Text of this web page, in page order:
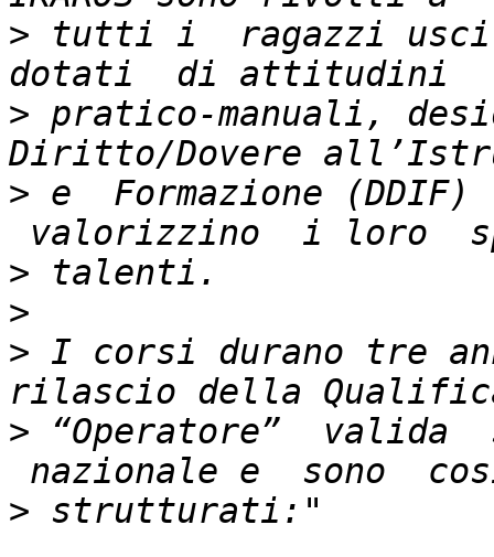
> tutti i  ragazzi
> pratico-manuali,
> e  Formazione
>
>
> I corsi durano tre
> “Operatore”
>